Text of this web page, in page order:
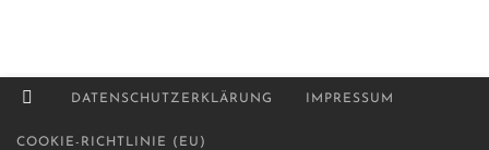
DATENSCHUTZERKLÄRUNG IMPRESSUM
COOKIE-RICHTLINIE (EU)